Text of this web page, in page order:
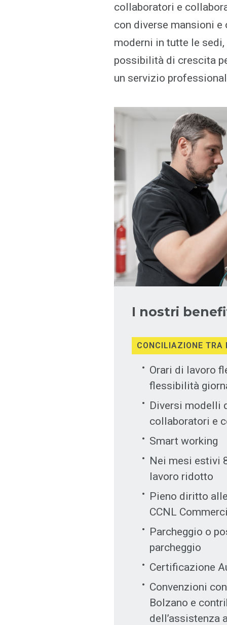
collaboratori e
con diverse mansioni
moderni in tutte le
possibilità di crescita
un servizio
I nostri
CONCILIAZIONE TRA
Orari di lavoro
flessibilità
Diversi modelli
collaboratori e
Smart working
Nei mesi estivi
lavoro ridotto
Pieno diritto
CCNL
Parcheggio o
parcheggio
Certificazione
Convenzioni
Bolzano e
dell’assistenza